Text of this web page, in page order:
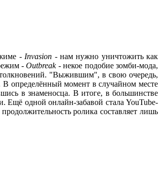
- Invasion - нам нужно уничтожить как
-Outbreak- некое подобие зомби-мода,
"Выжившим", в свою очередь,
определённый момент в случайном месте
в знаменосца. В итоге, в большинстве
Ещё одной онлайн-забавой стала YouTube-
ролика составляет лишь